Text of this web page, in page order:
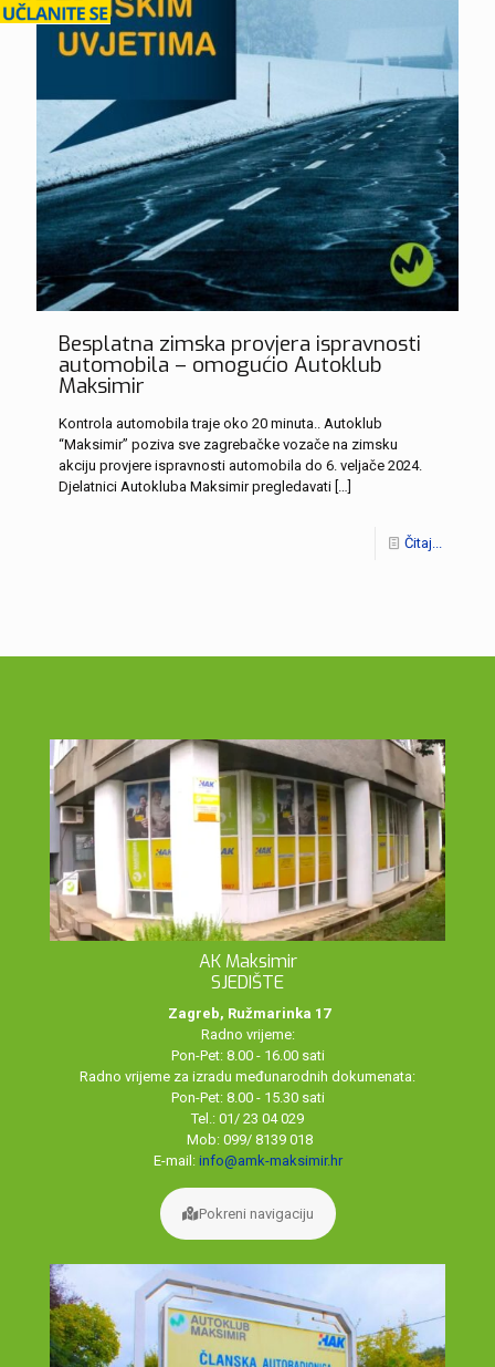
Besplatna zimska provjera ispravnosti
automobila – omogućio Autoklub
Maksimir
Kontrola automobila traje oko 20 minuta.. Autoklub
“Maksimir” poziva sve zagrebačke vozače na zimsku
akciju provjere ispravnosti automobila do 6. veljače 2024.
Djelatnici Autokluba Maksimir pregledavati […]
Čitaj...
AK Maksimir
SJEDIŠTE
Zagreb, Ružmarinka 17
Radno vrijeme:
Pon-Pet: 8.00 - 16.00 sati
Radno vrijeme za izradu međunarodnih dokumenata:
Pon-Pet: 8.00 - 15.30 sati
Tel.: 01/ 23 04 029
Mob: 099/ 8139 018
E-mail: info@amk-maksimir.hr
Pokreni navigaciju